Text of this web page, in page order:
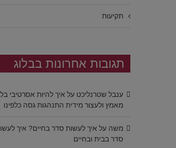
תקיעות
תגובות אחרונות בבלוג
ענבל שטרנליכט על איך להיות אסרטיבי
מאמץ ולעצור מידית התנהגות גסה כלפינו
משה על איך לעשות סדר בחיים? איך
סדר בבית ובחיים